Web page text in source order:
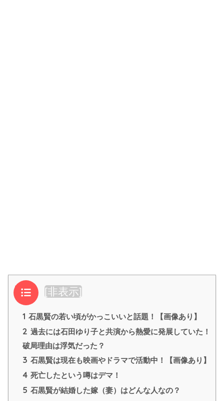
目次 [非表示]
1 石黒賢の若い頃がかっこいいと話題！【画像あり】
2 過去には石田ゆり子と共演から熱愛に発展していた！
破局理由は浮気だった？
3 石黒賢は現在も映画やドラマで活動中！【画像あり】
4 死亡したという噂はデマ！
5 石黒賢が結婚した嫁（妻）はどんな人なの？